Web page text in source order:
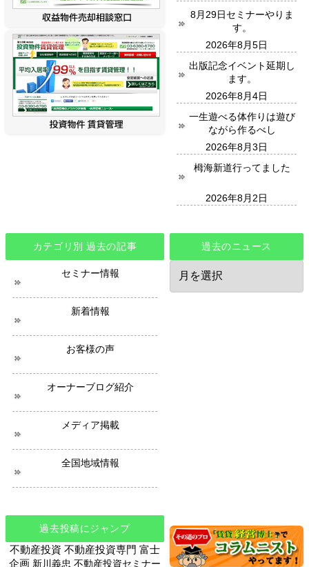
8月29日セミナーやりま
す。
2026年8月5日
出版記念イベント延期し
ます。
2026年8月4日
一生遊べる体作りは遊び
ながら作るべし
2026年8月3日
栂海新道行ってました
2026年8月2日
カテゴリ別 過去の記事
セミナー情報
新着情報
お客様の声
オーナーブログ紹介
メディア掲載
全国地域情報
過去のニュース
過
の
過去投稿にジャンプ
不動産投資 不動産投資専門 富士
企画 新川義忠 不動産投資セミナー